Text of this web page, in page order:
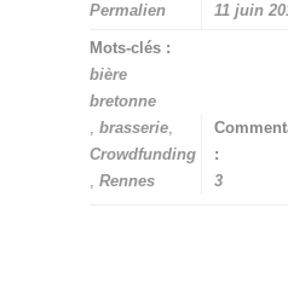
Permalien
11 juin
Mots-clés :
bière
bretonne
, brasserie,
Crowdfunding
, Rennes
:
3